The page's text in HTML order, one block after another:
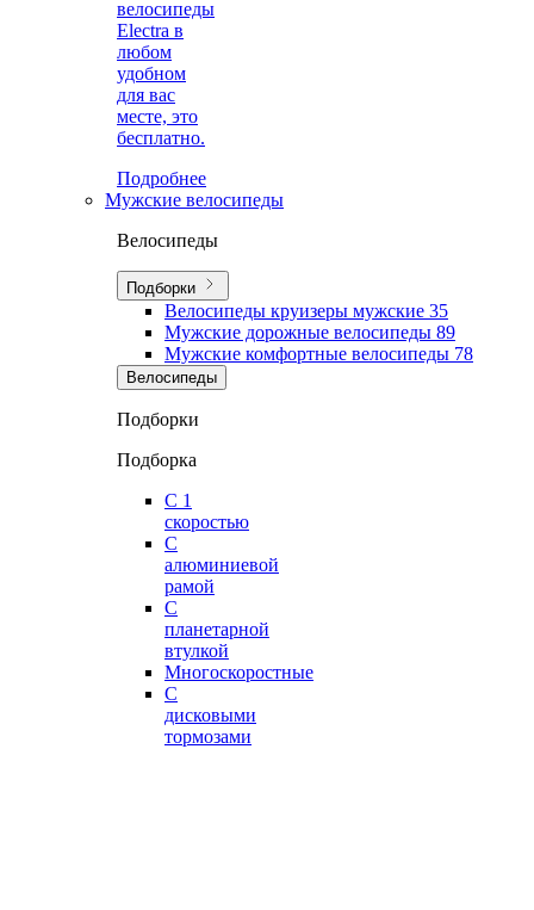
велосипеды
Electra в
любом
удобном
для вас
месте, это
бесплатно.
Подробнее
Мужские велосипеды
Велосипеды
Подборки
Велосипеды круизеры мужские 35
Мужские дорожные велосипеды 89
Мужские комфортные велосипеды 78
Велосипеды
Подборки
Подборка
С 1
скоростью
С
алюминиевой
рамой
С
планетарной
втулкой
Многоскоростные
С
дисковыми
тормозами